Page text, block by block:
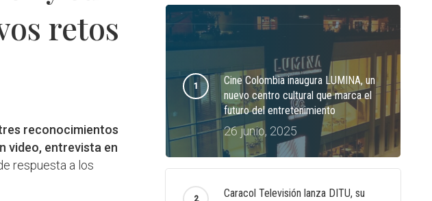
retos
reconocimientos
video, entrevista en
respuesta a los
Cine Colombia inaugura LUMINA, un
nuevo centro cultural que marca el
futuro del entretenimiento
26 junio, 2025
Caracol Televisión lanza DITU, su